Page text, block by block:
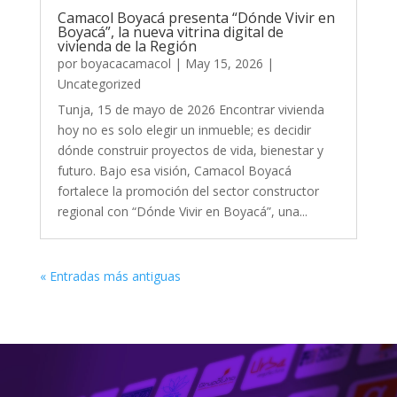
Camacol Boyacá presenta “Dónde Vivir en
Boyacá”, la nueva vitrina digital de
vivienda de la Región
por boyacacamacol | May 15, 2026 |
Uncategorized
Tunja, 15 de mayo de 2026 Encontrar vivienda
hoy no es solo elegir un inmueble; es decidir
dónde construir proyectos de vida, bienestar y
futuro. Bajo esa visión, Camacol Boyacá
fortalece la promoción del sector constructor
regional con “Dónde Vivir en Boyacá”, una...
« Entradas más antiguas